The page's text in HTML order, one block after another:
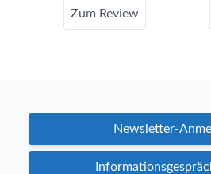
Zum Review
Newsletter-